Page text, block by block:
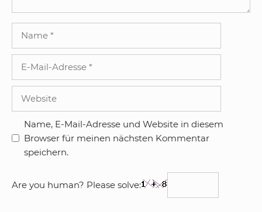
Adresse
Name, E-Mail-Adresse und Website in diesem
Browser für meinen nächsten Kommentar
speichern.
Are you human? Please solve: